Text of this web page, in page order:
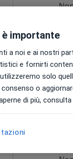
è importante
a noi e ai nostri
e fornirti
solo
o
di più,